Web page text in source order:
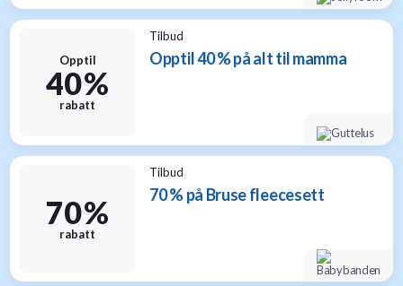
Opptil
40 %
rabatt
Tilbud
Opptil 40 % på alt til mamma
70 %
rabatt
Tilbud
70 % på Bruse fleecesett